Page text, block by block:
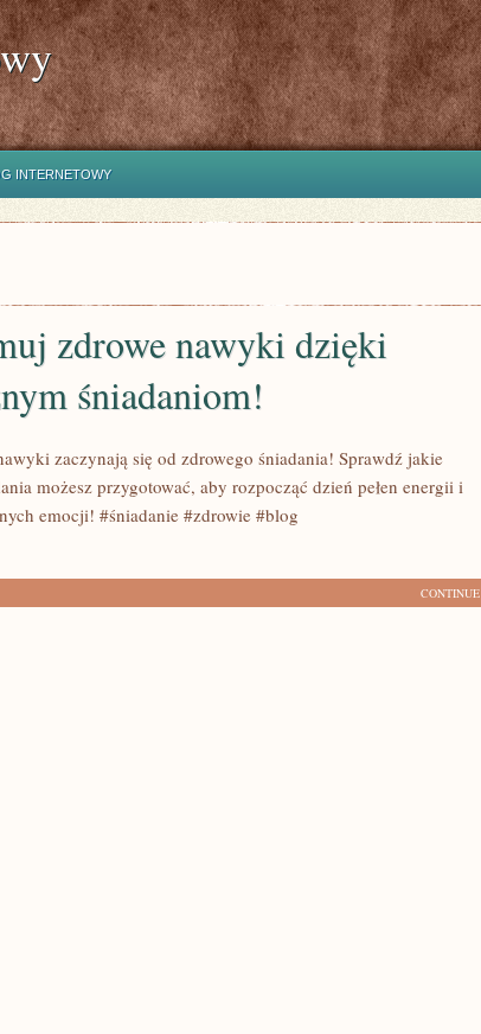
INTERNETOWY
zdrowe nawyki dzięki
śniadaniom!
zaczynają się od zdrowego śniadania! Sprawdź jakie
możesz przygotować, aby rozpocząć dzień pełen energii i
emocji! #śniadanie #zdrowie #blog
CONTINUE